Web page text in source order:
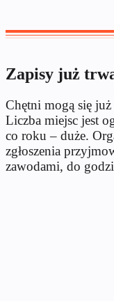
Zapisy już
Chętni mogą się już
Liczba miejsc jest
co roku – duże.
zgłoszenia
zawodami, do